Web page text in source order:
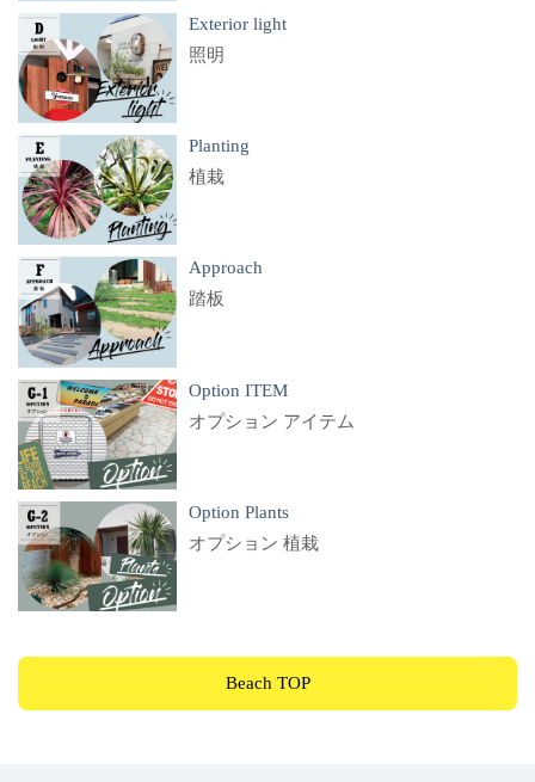
Exterior light
照明
Planting
植栽
Approach
踏板
Option ITEM
オプション アイテム
Option Plants
オプション 植栽
Beach TOP